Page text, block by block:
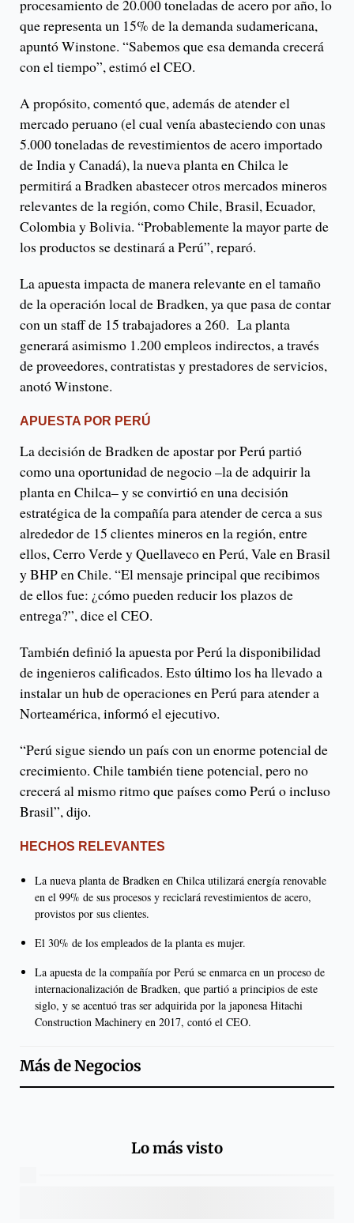
procesamiento de 20.000 toneladas de acero por año, lo
que representa un 15% de la demanda sudamericana,
apuntó Winstone. “Sabemos que esa demanda crecerá
con el tiempo”, estimó el CEO.
A propósito, comentó que, además de atender el
mercado peruano (el cual venía abasteciendo con unas
5.000 toneladas de revestimientos de acero importado
de India y Canadá), la nueva planta en Chilca le
permitirá a Bradken abastecer otros mercados mineros
relevantes de la región, como Chile, Brasil, Ecuador,
Colombia y Bolivia. “Probablemente la mayor parte de
los productos se destinará a Perú”, reparó.
La apuesta impacta de manera relevante en el tamaño
de la operación local de Bradken, ya que pasa de contar
con un staff de 15 trabajadores a 260. La planta
generará asimismo 1.200 empleos indirectos, a través
de proveedores, contratistas y prestadores de servicios,
anotó Winstone.
APUESTA POR PERÚ
La decisión de Bradken de apostar por Perú partió
como una oportunidad de negocio –la de adquirir la
planta en Chilca– y se convirtió en una decisión
estratégica de la compañía para atender de cerca a sus
alrededor de 15 clientes mineros en la región, entre
ellos, Cerro Verde y Quellaveco en Perú, Vale en Brasil
y BHP en Chile. “El mensaje principal que recibimos
de ellos fue: ¿cómo pueden reducir los plazos de
entrega?”, dice el CEO.
También definió la apuesta por Perú la disponibilidad
de ingenieros calificados. Esto último los ha llevado a
instalar un hub de operaciones en Perú para atender a
Norteamérica, informó el ejecutivo.
“Perú sigue siendo un país con un enorme potencial de
crecimiento. Chile también tiene potencial, pero no
crecerá al mismo ritmo que países como Perú o incluso
Brasil”, dijo.
HECHOS RELEVANTES
La nueva planta de Bradken en Chilca utilizará energía renovable
en el 99% de sus procesos y reciclará revestimientos de acero,
provistos por sus clientes.
El 30% de los empleados de la planta es mujer.
La apuesta de la compañía por Perú se enmarca en un proceso de
internacionalización de Bradken, que partió a principios de este
siglo, y se acentuó tras ser adquirida por la japonesa Hitachi
Construction Machinery en 2017, contó el CEO.
Más deNegocios
Lo más visto